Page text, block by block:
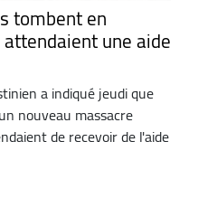
tombent en
une aide
a indiqué jeudi que
nouveau massacre
de recevoir de l'aide